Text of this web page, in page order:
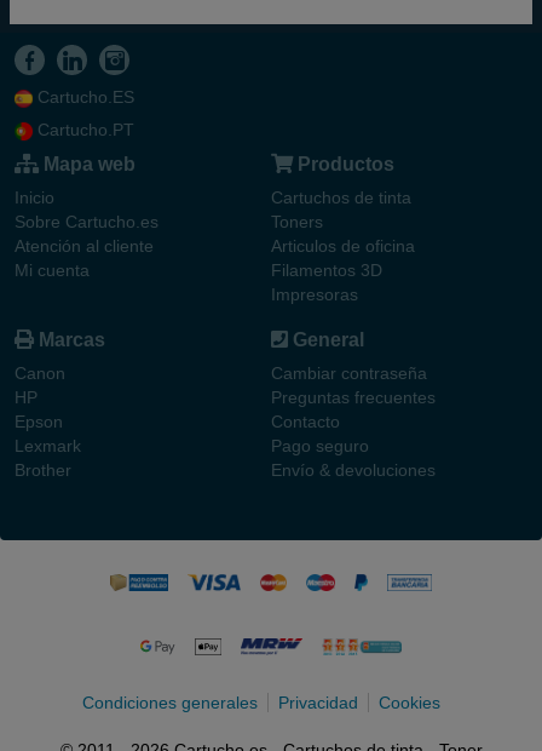
Cartucho.ES
Cartucho.PT
Mapa web
Inicio
Sobre Cartucho.es
Atención al cliente
Mi cuenta
Productos
Cartuchos de tinta
Toners
Articulos de oficina
Filamentos 3D
Impresoras
Marcas
Canon
HP
Epson
Lexmark
Brother
General
Cambiar contraseña
Preguntas frecuentes
Contacto
Pago seguro
Envío & devoluciones
Condiciones generales Privacidad Cookies